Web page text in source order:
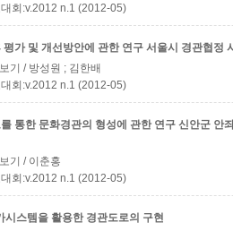
회:v.2012 n.1 (2012-05)
가 및 개선방안에 관한 연구 서울시 경관협정
기 / 방성원 ; 김한배
회:v.2012 n.1 (2012-05)
통한 문화경관의 형성에 관한 연구 신안군 안
기 / 이춘홍
회:v.2012 n.1 (2012-05)
시스템을 활용한 경관도로의 구현